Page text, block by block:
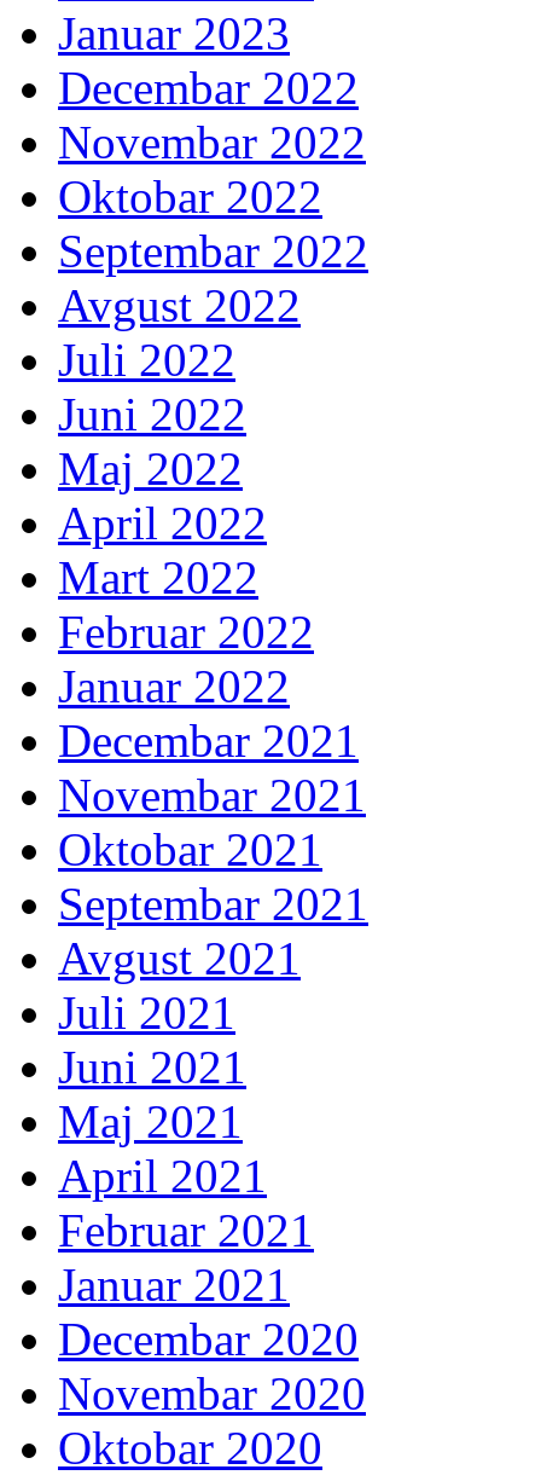
Januar 2023
Decembar 2022
Novembar 2022
Oktobar 2022
Septembar 2022
Avgust 2022
Juli 2022
Juni 2022
Maj 2022
April 2022
Mart 2022
Februar 2022
Januar 2022
Decembar 2021
Novembar 2021
Oktobar 2021
Septembar 2021
Avgust 2021
Juli 2021
Juni 2021
Maj 2021
April 2021
Februar 2021
Januar 2021
Decembar 2020
Novembar 2020
Oktobar 2020